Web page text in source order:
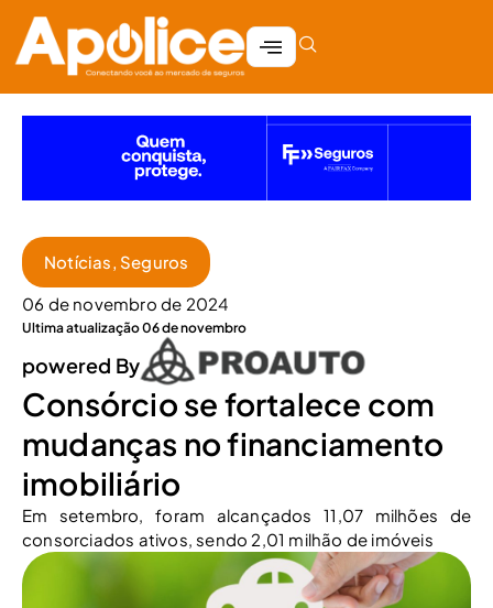
Notícias, Seguros
06 de novembro de 2024
Ultima atualização 06 de novembro
powered By
Consórcio se fortalece com
mudanças no financiamento
imobiliário
Em setembro, foram alcançados 11,07 milhões de
consorciados ativos, sendo 2,01 milhão de imóveis